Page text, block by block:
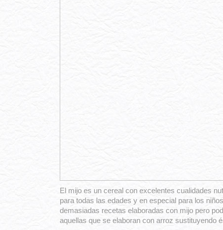
El mijo es un cereal con excelentes cualidades
para todas las edades y en especial para los
demasiadas recetas elaboradas con mijo pero
aquellas que se elaboran con arroz sustituyendo